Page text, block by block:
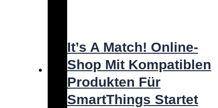
It’s A Match! Online-
Shop Mit Kompatiblen
Produkten Für
SmartThings Startet